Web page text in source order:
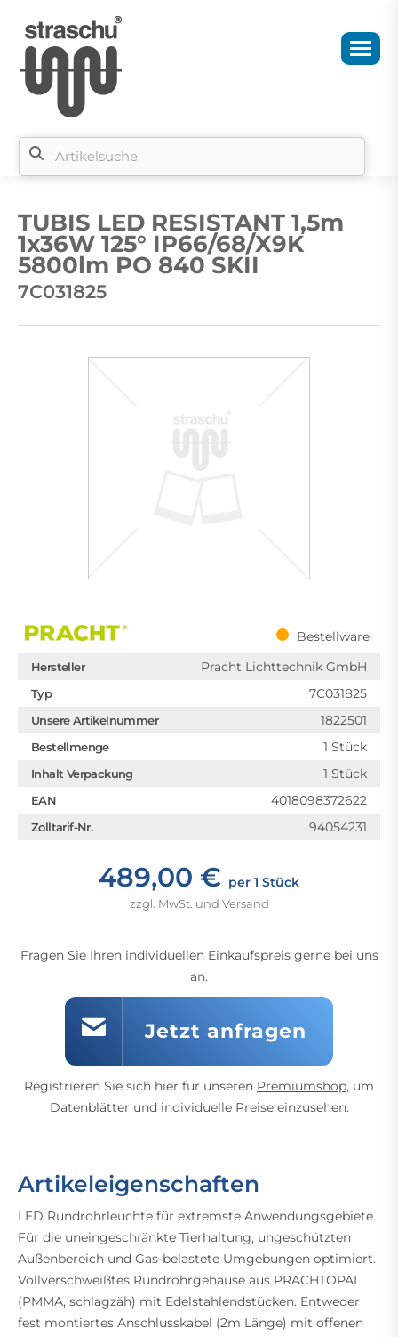
TUBIS LED RESISTANT 1,5m
1x36W 125° IP66/68/X9K
5800lm PO 840 SKII
7C031825
Bestellware
Hersteller Pracht Lichttechnik GmbH
Typ 7C031825
Unsere Artikelnummer 1822501
Bestellmenge 1 Stück
Inhalt Verpackung 1 Stück
EAN 4018098372622
Zolltarif-Nr. 94054231
489,00 € per 1 Stück
zzgl. MwSt. und Versand
Fragen Sie Ihren individuellen Einkaufspreis gerne bei uns
an.
Jetzt anfragen
Registrieren Sie sich hier für unseren Premiumshop, um
Datenblätter und individuelle Preise einzusehen.
Artikeleigenschaften
LED Rundrohrleuchte für extremste Anwendungsgebiete.
Für die uneingeschränkte Tierhaltung, ungeschützten
Außenbereich und Gas-belastete Umgebungen optimiert.
Vollverschweißtes Rundrohrgehäuse aus PRACHTOPAL
(PMMA, schlagzäh) mit Edelstahlendstücken. Entweder
fest montiertes Anschlusskabel (2m Länge) mit offenen